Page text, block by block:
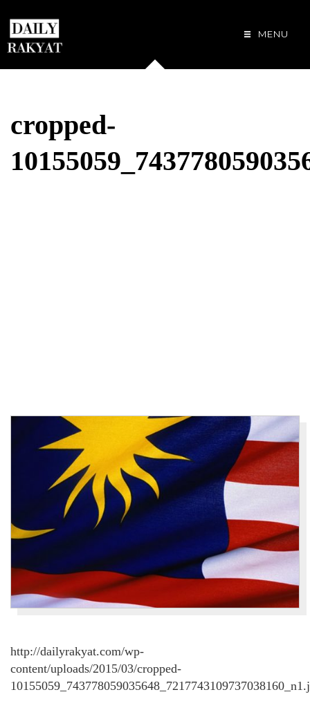
MENU
cropped-
http://dailyrakyat.com/wp-
content/uploads/2015/03/cropped-